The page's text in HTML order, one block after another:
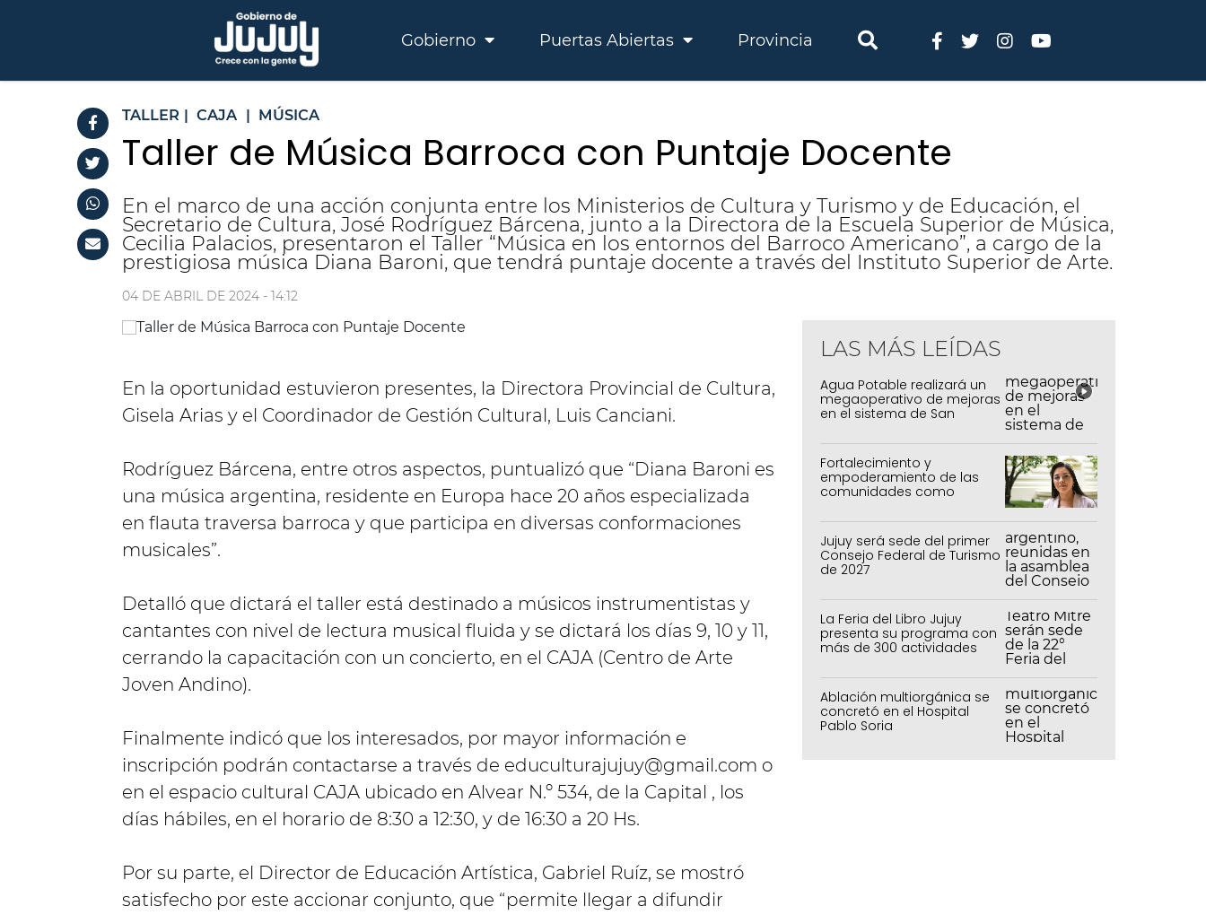
Gobierno Puertas Abiertas Provincia
TALLER | CAJA | MÚSICA
Taller de Música Barroca con Puntaje Docente
En el marco de una acción conjunta entre los Ministerios de Cultura y Turismo y de Educación, el
Secretario de Cultura, José Rodríguez Bárcena, junto a la Directora de la Escuela Superior de Música,
Cecilia Palacios, presentaron el Taller “Música en los entornos del Barroco Americano”, a cargo de la
prestigiosa música Diana Baroni, que tendrá puntaje docente a través del Instituto Superior de Arte.
04 DE ABRIL DE 2024 - 14:12
En la oportunidad estuvieron presentes, la Directora Provincial de Cultura,
Gisela Arias y el Coordinador de Gestión Cultural, Luis Canciani.
Rodríguez Bárcena, entre otros aspectos, puntualizó que “Diana Baroni es
una música argentina, residente en Europa hace 20 años especializada
en flauta traversa barroca y que participa en diversas conformaciones
musicales”.
Detalló que dictará el taller está destinado a músicos instrumentistas y
cantantes con nivel de lectura musical fluida y se dictará los días 9, 10 y 11,
cerrando la capacitación con un concierto, en el CAJA (Centro de Arte
Joven Andino).
Finalmente indicó que los interesados, por mayor información e
inscripción podrán contactarse a través de educulturajujuy@gmail.com o
en el espacio cultural CAJA ubicado en Alvear N.º 534, de la Capital , los
días hábiles, en el horario de 8:30 a 12:30, y de 16:30 a 20 Hs.
Por su parte, el Director de Educación Artística, Gabriel Ruíz, se mostró
satisfecho por este accionar conjunto, que “permite llegar a difundir
LAS MÁS LEÍDAS
Agua Potable realizará un
megaoperativo de mejoras
en el sistema de San
Fortalecimiento y
empoderamiento de las
comunidades como
Jujuy será sede del primer
Consejo Federal de Turismo
de 2027
La Feria del Libro Jujuy
presenta su programa con
más de 300 actividades
Ablación multiorgánica se
concretó en el Hospital
Pablo Soria